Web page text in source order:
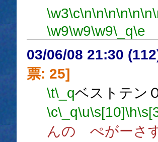
\w3\c\n\n\n\n\n\n
\w9\w9\w9\_q\e
03/06/08 21:30
票: 25]
\t\_qベストテン
\c\_q\u\s[10]\h
んの ぺがーさ